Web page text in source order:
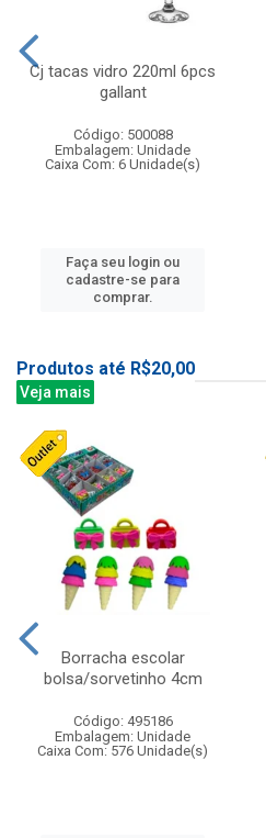
Cj tacas vidro 220ml 6pcs
gallant
Código: 500088
Embalagem: Unidade
Caixa Com: 6 Unidade(s)
Faça seu login ou
cadastre-se para
comprar.
Produtos até R$20,00
Veja mais
Borracha escolar
bolsa/sorvetinho 4cm
Código: 495186
Embalagem: Unidade
Caixa Com: 576 Unidade(s)